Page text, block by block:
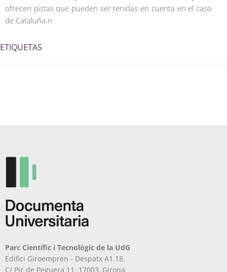
ofrecen pistas que pueden ser tenidas en cuenta en el caso
de Cataluña.n
ETIQUETAS
Parc Científic i Tecnològic de la UdG
Edifici Giroempren - Despatx A1.18.
C/ Pic de Peguera 11. 17003, Girona